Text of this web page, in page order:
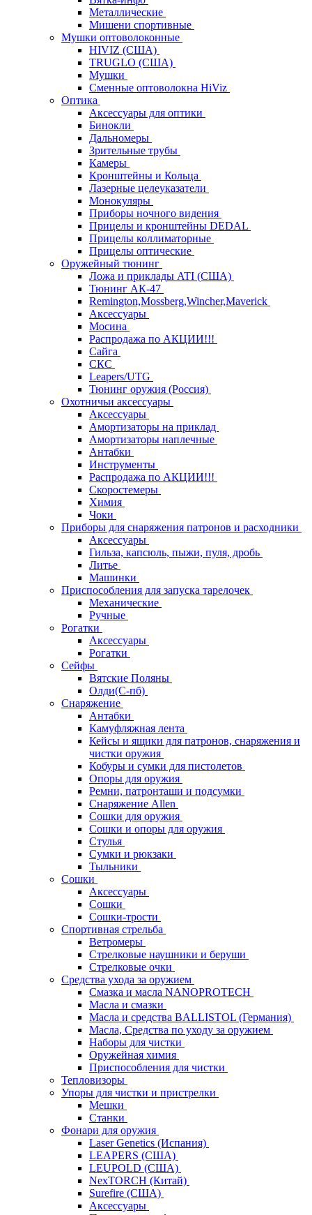
Металлические
Мишени спортивные
Мушки оптоволоконные
HIVIZ (США)
TRUGLO (США)
Мушки
Сменные оптоволокна HiViz
Оптика
Аксессуары для оптики
Бинокли
Дальномеры
Зрительные трубы
Камеры
Кронштейны и Кольца
Лазерные целеуказатели
Монокуляры
Приборы ночного видения
Прицелы и кронштейны DEDAL
Прицелы коллиматорные
Прицелы оптические
Оружейный тюнинг
Ложа и приклады ATI (США)
Тюнинг АК-47
Remington,Mossberg,Wincher,Maverick
Аксессуары
Мосина
Распродажа по АКЦИИ!!!
Сайга
СКС
Leapers/UTG
Тюнинг оружия (Россия)
Охотничьи аксессуары
Аксессуары
Амортизаторы на приклад
Амортизаторы наплечные
Антабки
Инструменты
Распродажа по АКЦИИ!!!
Скоростемеры
Химия
Чоки
Приборы для снаряжения патронов и расходники
Аксессуары
Гильза, капсюль, пыжи, пуля, дробь
Литье
Машинки
Приспособления для запуска тарелочек
Механические
Ручные
Рогатки
Аксессуары
Рогатки
Сейфы
Вятские Поляны
Олди(С-пб)
Снаряжение
Антабки
Камуфляжная лента
Кейсы и ящики для патронов, снаряжения и
чистки оружия
Кобуры и сумки для пистолетов
Опоры для оружия
Ремни, патронташи и подсумки
Снаряжение Allen
Сошки для оружия
Сошки и опоры для оружия
Стулья
Сумки и рюкзаки
Тыльники
Сошки
Аксессуары
Сошки
Сошки-трости
Спортивная стрельба
Ветромеры
Стрелковые наушники и беруши
Стрелковые очки
Средства ухода за оружием
Смазка и масла NANOPROTECH
Масла и смазки
Масла и средства BALLISTOL (Германия)
Масла, Средства по уходу за оружием
Наборы для чистки
Оружейная химия
Приспособления для чистки
Тепловизоры
Упоры для чистки и пристрелки
Мешки
Станки
Фонари для оружия
Laser Genetics (Испания)
LEAPERS (США)
LEUPOLD (США)
NexTORCH (Китай)
Surefire (США)
Аксессуары